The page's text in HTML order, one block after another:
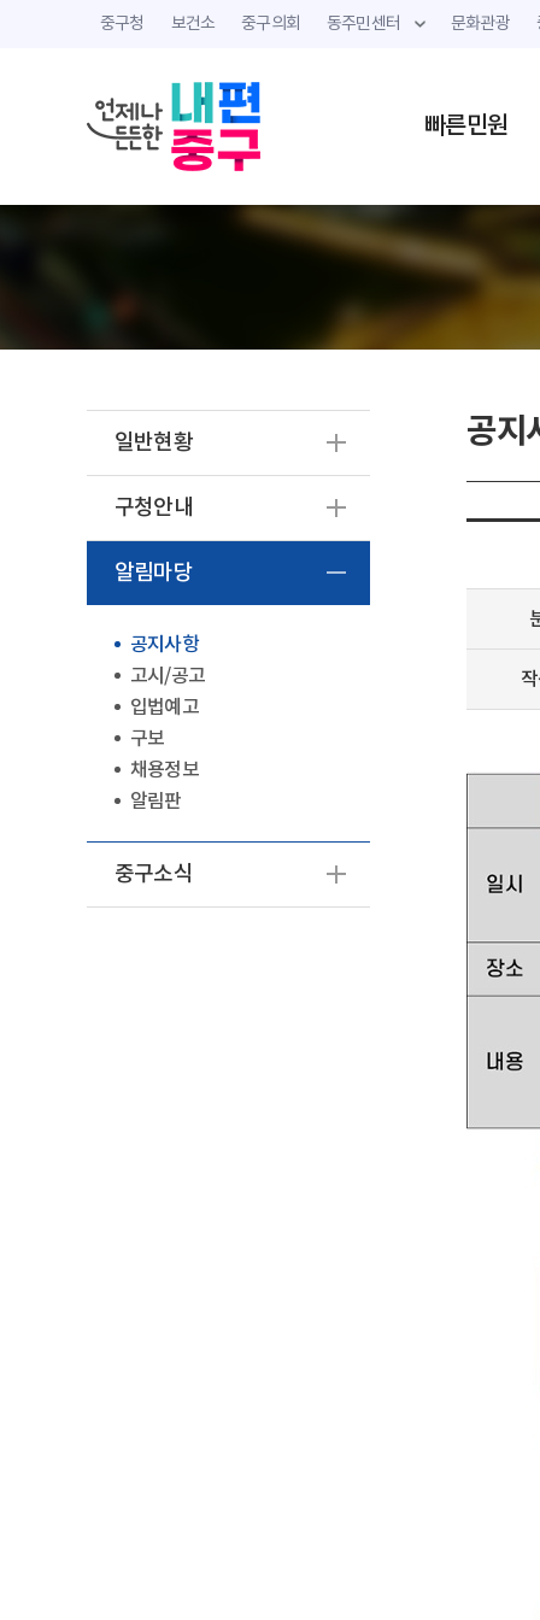
중구청 보건소 중구의회 동주민센터 문화관광
빠른민원
일반현황
구청안내
알림마당
공지사항
고시/공고
입법예고
구보
채용정보
알림판
중구소식
공지